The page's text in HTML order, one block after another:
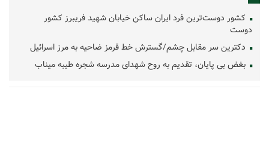
کشور دوست‌ترین فرد ایران ساکن خیابان شهید فریبرز کشور
دوست
دکترین سر مقابل چشم/گسترش خط قرمز ضاحیه به مرز اسرائیل
بغض بی پایان، تقدیم به روح شهدای مدرسه شجره طیبه میناب